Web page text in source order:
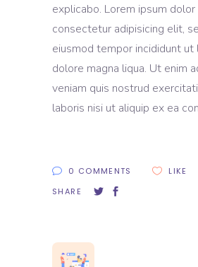
explicabo. Lorem ipsum
consectetur adipisicing elit,
eiusmod tempor incididunt
dolore magna liqua. Ut enim
veniam quis nostrud
laboris nisi ut aliquip ex ea
0 COMMENTS
LIKE
SHARE